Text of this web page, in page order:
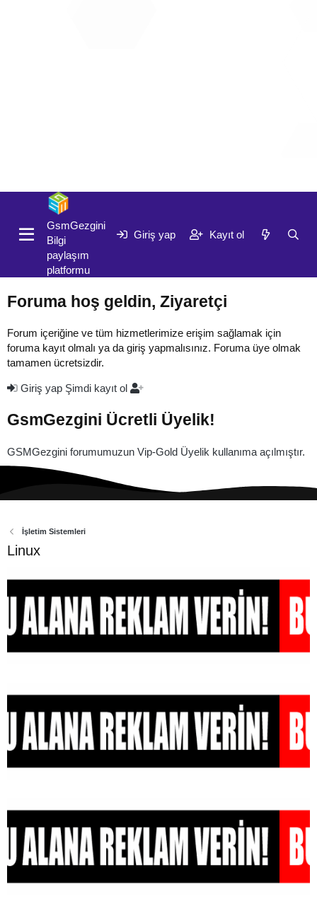
GsmGezgini
Bilgi
paylaşım
platformu
Giriş yap Kayıt ol
Foruma hoş geldin, Ziyaretçi
Forum içeriğine ve tüm hizmetlerimize erişim sağlamak için
foruma kayıt olmalı ya da giriş yapmalısınız. Foruma üye olmak
tamamen ücretsizdir.
Giriş yap Şimdi kayıt ol
GsmGezgini Ücretli Üyelik!
GSMGezgini forumumuzun Vip-Gold Üyelik kullanıma açılmıştır.
İşletim Sistemleri
Linux